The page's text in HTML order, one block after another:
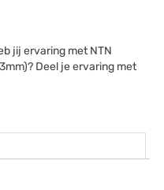
jij ervaring met NTN
Deel je ervaring met